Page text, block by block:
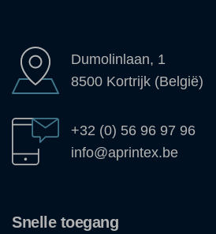
Dumolinlaan, 1
8500 Kortrijk (België)
+32 (0) 56 96 97 96
info@aprintex.be
Snelle toegang